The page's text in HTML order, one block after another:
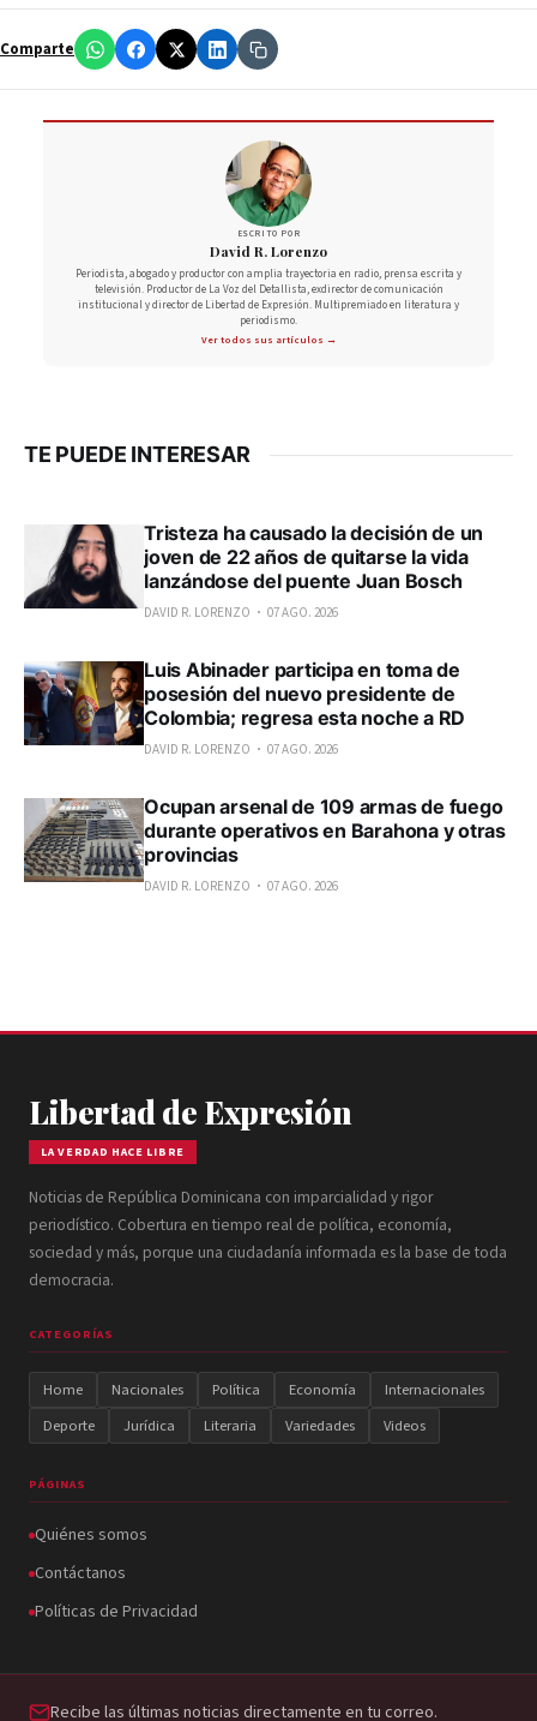
Comparte
ESCRITO POR
David R. Lorenzo
Periodista, abogado y productor con amplia trayectoria en radio, prensa escrita y
televisión. Productor de La Voz del Detallista, exdirector de comunicación
institucional y director de Libertad de Expresión. Multipremiado en literatura y
periodismo.
Ver todos sus artículos →
TE PUEDE INTERESAR
Tristeza ha causado la decisión de un
joven de 22 años de quitarse la vida
lanzándose del puente Juan Bosch
DAVID R. LORENZO 07 AGO. 2026
Luis Abinader participa en toma de
posesión del nuevo presidente de
Colombia; regresa esta noche a RD
DAVID R. LORENZO 07 AGO. 2026
Ocupan arsenal de 109 armas de fuego
durante operativos en Barahona y otras
provincias
DAVID R. LORENZO 07 AGO. 2026
Libertad de Expresión
LA VERDAD HACE LIBRE
Noticias de República Dominicana con imparcialidad y rigor
periodístico. Cobertura en tiempo real de política, economía,
sociedad y más, porque una ciudadanía informada es la base de toda
democracia.
CATEGORÍAS
Home Nacionales Política Economía
Internacionales
Deporte
Jurídica Literaria Variedades Videos
PÁGINAS
Quiénes somos
Contáctanos
Políticas de Privacidad
Recibe las últimas noticias directamente en tu correo.